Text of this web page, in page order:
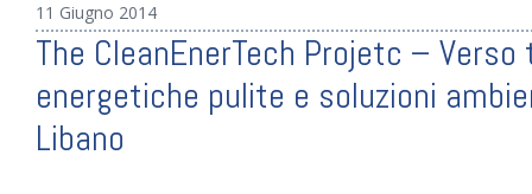
11 Giugno 2014
The CleanEnerTech Projetc –
energetiche pulite e soluzioni
Libano